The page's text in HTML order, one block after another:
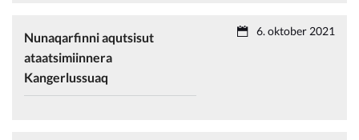
Nunaqarfinni aqutsisut
ataatsimiinnera
Kangerlussuaq
6. oktober 2021